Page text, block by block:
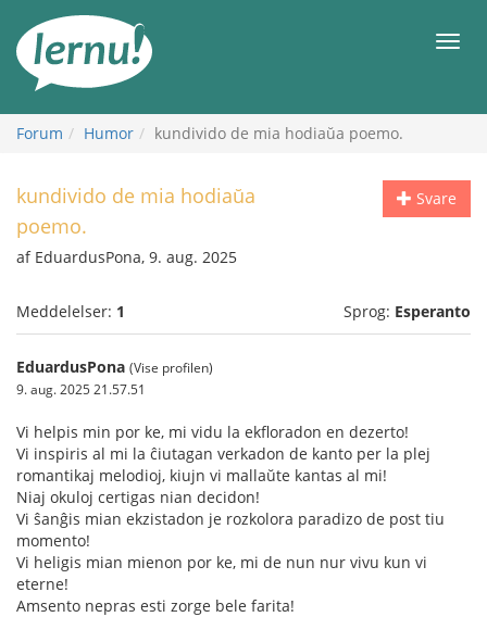
indholdet
Forum Humor kundivido de mia hodiaŭa poemo.
Svare
kundivido de mia hodiaŭa
poemo.
af EduardusPona, 9. aug. 2025
Meddelelser: 1 Sprog: Esperanto
EduardusPona (Vise profilen)
9. aug. 2025 21.57.51
Vi helpis min por ke, mi vidu la ekfloradon en dezerto!
Vi inspiris al mi la ĉiutagan verkadon de kanto per la plej
romantikaj melodioj, kiujn vi mallaŭte kantas al mi!
Niaj okuloj certigas nian decidon!
Vi ŝanĝis mian ekzistadon je rozkolora paradizo de post tiu
momento!
Vi heligis mian mienon por ke, mi de nun nur vivu kun vi
eterne!
Amsento nepras esti zorge bele farita!